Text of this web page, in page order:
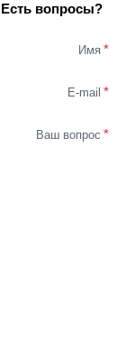
Есть вопросы?
Имя *
E-mail *
Ваш вопрос *